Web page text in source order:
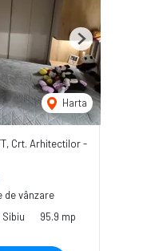
Harta
Next
Crt. Arhitectilor -
de vânzare
95.9 mp